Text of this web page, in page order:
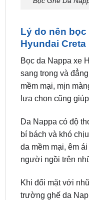
Lý do nên
Bọc da Nappa xe
sang trọng và
mềm mại, mịn
lựa chọn cũng
Da Nappa có độ
da mềm mại, êm
người ngồi trên
Khi đối mặt với
thất xe. Da Nappa
bụi bẩn, chống